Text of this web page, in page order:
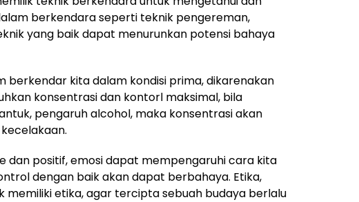
berkendara seperti teknik pengereman,
yang baik dapat menurunkan potensi bahaya
berkendar kita dalam kondisi prima, dikarenakan
konsentrasi dan kontorl maksimal, bila
pengaruh alcohol, maka konsentrasi akan
dan positif, emosi dapat mempengaruhi cara kita
dengan baik akan dapat berbahaya. Etika,
etika, agar tercipta sebuah budaya berlalu